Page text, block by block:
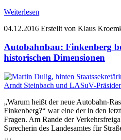
Weiterlesen
04.12.2016 Erstellt von Klaus
Autobahnbau: Finkenberg
historischen Dimensionen
„Warum heißt der neue Autobahn-
Finkenberg?“ war eine der in den
Fragen. Am Rande der
Sprecherin des Landesamtes für
…